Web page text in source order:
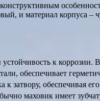
и материал корпуса –
к
обеспечивает
к затвору, обеспечивая
маховик имеет